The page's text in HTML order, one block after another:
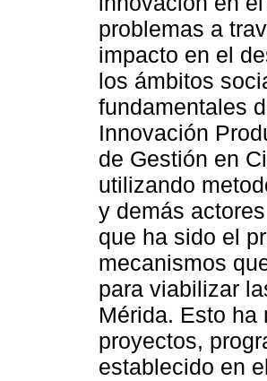
problemas a
impacto en el
los ámbitos
fundamentales
Innovación
de Gestión en
utilizando
y demás
que ha sido el
mecanismos
para viabilizar
Mérida. Esto ha
proyectos,
establecido en